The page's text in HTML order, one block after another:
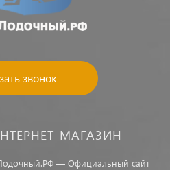
звонок
МАГАЗИН
— Официальный сайт